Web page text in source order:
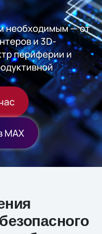
необходимым — от
и 3D-
периферии и
МАХ